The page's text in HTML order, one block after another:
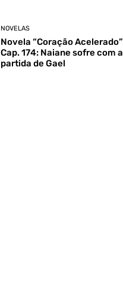
NOVELAS
Novela “Coração Acelerado”
Cap. 174: Naiane sofre com a
partida de Gael